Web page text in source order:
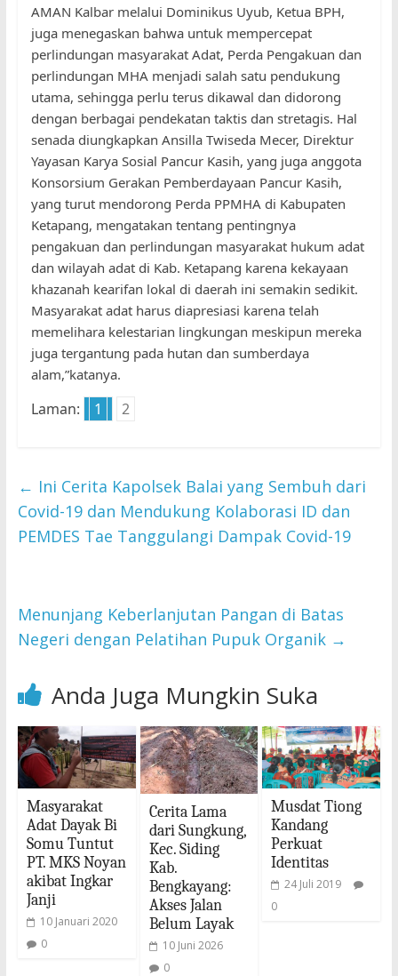
AMAN Kalbar melalui Dominikus Uyub, Ketua BPH,
juga menegaskan bahwa untuk mempercepat
perlindungan masyarakat Adat, Perda Pengakuan dan
perlindungan MHA menjadi salah satu pendukung
utama, sehingga perlu terus dikawal dan didorong
dengan berbagai pendekatan taktis dan stretagis. Hal
senada diungkapkan Ansilla Twiseda Mecer, Direktur
Yayasan Karya Sosial Pancur Kasih, yang juga anggota
Konsorsium Gerakan Pemberdayaan Pancur Kasih,
yang turut mendorong Perda PPMHA di Kabupaten
Ketapang, mengatakan tentang pentingnya
pengakuan dan perlindungan masyarakat hukum adat
dan wilayah adat di Kab. Ketapang karena kekayaan
khazanah kearifan lokal di daerah ini semakin sedikit.
Masyarakat adat harus diapresiasi karena telah
memelihara kelestarian lingkungan meskipun mereka
juga tergantung pada hutan dan sumberdaya
alam,”katanya.
Laman: 1 2
← Ini Cerita Kapolsek Balai yang Sembuh dari
Covid-19 dan Mendukung Kolaborasi ID dan
PEMDES Tae Tanggulangi Dampak Covid-19
Menunjang Keberlanjutan Pangan di Batas
Negeri dengan Pelatihan Pupuk Organik →
Anda Juga Mungkin Suka
Masyarakat
Adat Dayak Bi
Somu Tuntut
PT. MKS Noyan
akibat Ingkar
Janji
10 Januari 2020
0
Cerita Lama
dari Sungkung,
Kec. Siding
Kab.
Bengkayang:
Akses Jalan
Belum Layak
10 Juni 2026
0
Musdat Tiong
Kandang
Perkuat
Identitas
24 Juli 2019
0